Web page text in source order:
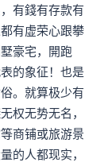
有錢有存款有
有虚荣心跟攀
豪宅，開跑
的象征！也是
。就算极少有
权无势无名，
商铺或旅游景
的人都现实，